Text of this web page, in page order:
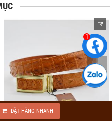
ĐẶT HÀNG NHANH
1